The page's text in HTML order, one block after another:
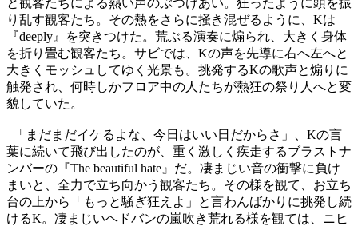
り乱す観客たち。その熱をさらに掻き混ぜるように、 Kは
『deeply 』を突きつけた。荒ぶる演奏に煽られ、大きく身体
を折り畳む観客たち。サビでは、 Kの声を先導に右へ左へと
大きくモッシュしてゆく光景も。挑発するKの歌声と煽りに
触発され、何時しかフロア中の人たちが熱狂の祭り人へと変
貌していた。
「まだまだイケるよな、今日はいい日だからさ」、 Kの言
葉に続いて飛び出したのが、重く激しく疾走するブラストナ
ンバーの『The beautiful hate 』だ。凄まじい音の衝撃に負け
まいと、全力で立ち向かう観客たち。その様を観て、お立ち
台の上から「もっと騒ぎ狂えよ」と言わんばかりに挑発し続
けるK。凄まじいヘドバンの嵐吹き荒れる様を観ては、ニヒ